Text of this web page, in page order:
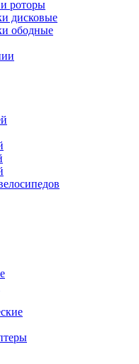
роторы
дисковые
ободные